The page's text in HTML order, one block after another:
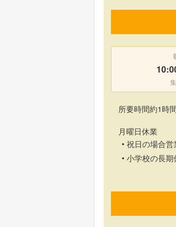
所要時間約1時
月曜日休業
祝日の場合営
小学校の長